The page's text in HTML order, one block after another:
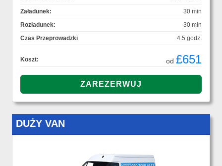
Załadunek:
30 min
Rozładunek:
30 min
Czas Przeprowadzki
4.5 godz.
Koszt: od £651
DUŻY VAN